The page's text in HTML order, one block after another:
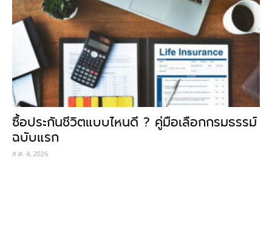
ซื้อประกันชีวิตแบบไหนดี ? คู่มือเลือกกรมธรรม์
ฉบับแรก
ส.ค. 4, 2026